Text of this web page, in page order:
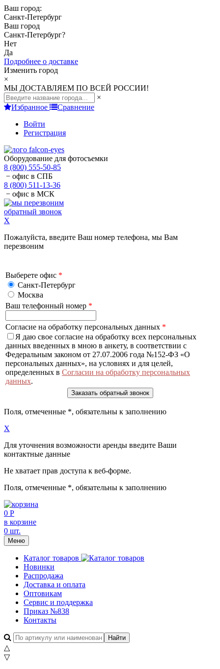
Ваш город:
Санкт-Петербург
Ваш город
Санкт-Петербург?
Нет
Да
Подробнее о доставке
Изменить город
×
МЫ ДОСТАВЛЯЕМ ПО ВСЕЙ РОССИИ!
×
Избранное
Сравнение
Войти
Регистрация
Оборудование для фотосъемки
8 (800) 555-50-85
− офис в СПБ
8 (800) 511-13-36
− офис в МСК
обратный звонок
X
Пожалуйста, введите Ваш номер телефона, мы Вам
перезвоним
Выберете офис *
Санкт-Петербург
Москва
Ваш телефонный номер *
Согласие на обработку персональных данных *
Я даю свое согласие на обработку всех персональных
данных введенных в мною в анкету, в соответствии с
Федеральным законом от 27.07.2006 года №152-ФЗ «О
персональных данных», на условиях и для целей,
определенных в Согласии на обработку персональных
данных.
Поля, отмеченные *, обязательны к заполнению
X
Для уточнения возможности аренды введите Ваши
контактные данные
Не хватает прав доступа к веб-форме.
Поля, отмеченные *, обязательны к заполнению
0 Р
в корзине
0 шт.
Меню
Каталог товаров
Новинки
Распродажа
Доставка и оплата
Оптовикам
Сервис и поддержка
Приказ №838
Контакты
△
▽